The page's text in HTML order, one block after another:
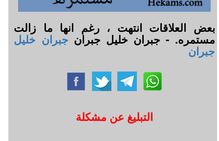
بعض العلاقات انتهت ، رغم انها ما زالت
مستمره. - جبران خليل جبران جبران خليل
جبران
التبليغ عن مشكلة